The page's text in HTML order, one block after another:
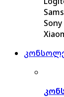
Sony